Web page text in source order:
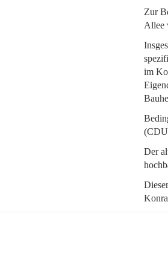
Zur
Allee
im
Der